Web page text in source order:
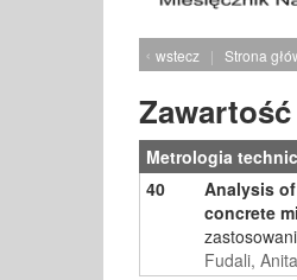
‹ wstecz | Strona
Metrologia
40
Analysis
concrete
Fudali,